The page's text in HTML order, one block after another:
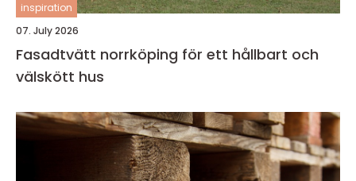
inspiration
07. July 2026
Fasadtvätt norrköping för ett hållbart och
välskött hus